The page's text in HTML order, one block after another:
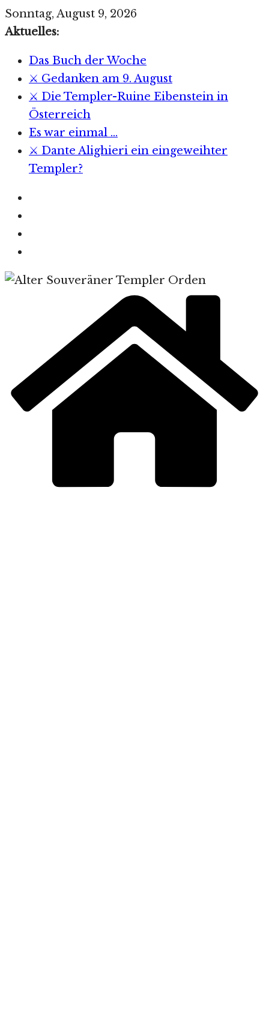
Zum
Inhalt
Sonntag, August 9, 2026
Aktuelles:
Das Buch der Woche
⚔️ Gedanken am 9. August
⚔️ Die Templer-Ruine Eibenstein in
Österreich
Es war einmal …
⚔️ Dante Alighieri ein eingeweihter
Templer?